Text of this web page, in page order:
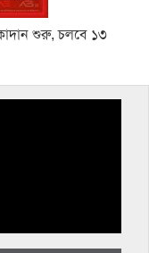
শুরু, চলবে ১৩